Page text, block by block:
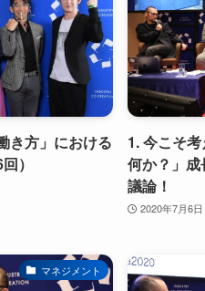
き方」における
）
1. 今こそ
何か？」
議論！
2020年7月6日
マネジメント